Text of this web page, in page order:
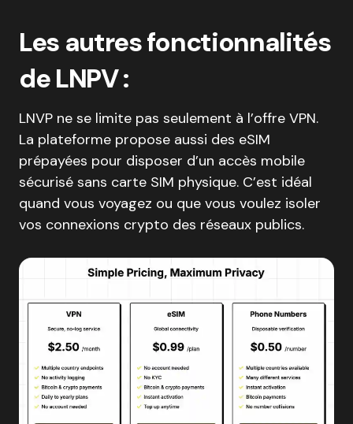
Les autres fonctionnalités
de LNPV :
LNVP ne se limite pas seulement à l’offre VPN.
La plateforme propose aussi des eSIM
prépayées pour disposer d’un accès mobile
sécurisé sans carte SIM physique. C’est idéal
quand vous voyagez ou que vous voulez isoler
vos connexions crypto des réseaux publics.